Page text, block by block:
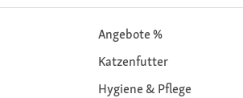
Angebote %
Katzenfutter
Hygiene & Pflege